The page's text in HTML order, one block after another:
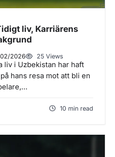
liv, Karriärens
2026 25 Views
liv i Uzbekistan har haft
hans resa mot att bli en
10 min read